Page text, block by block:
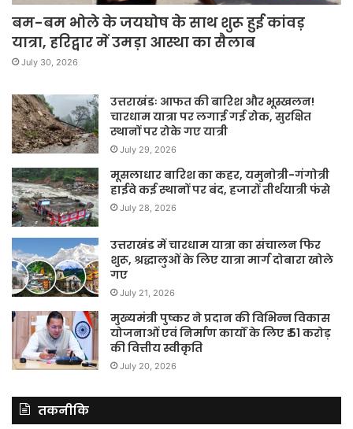
बम-बम भोले के जयघोष के साथ शुरू हुई कांवड़
यात्रा, हरिद्वार में उमड़ा आस्था का सैलाब
July 30, 2026
उत्तराखंडः आफत की बारिश और भूस्खलन!
चारधाम यात्रा पर लगाई गई रोक, सुरक्षित
स्थानों पर रोके गए यात्री
July 29, 2026
मूसलाधार बारिश का कहर, यमुनोत्री-गंगोत्री
हाईवे कई स्थानों पर बंद, हजारों तीर्थयात्री फंसे
July 28, 2026
उत्तराखंड में चारधाम यात्रा का संचालन फिर
शुरू, श्रद्धालुओं के लिए यात्रा मार्ग दोबारा खोले
गए
July 21, 2026
मुख्यमंत्री पुष्कर ने प्रदान की विभिन्न विकास
योजनाओं एवं निर्माण कार्यों के लिए ₹ 51 करोड़
की वित्तीय स्वीकृति
July 20, 2026
तकनीकि